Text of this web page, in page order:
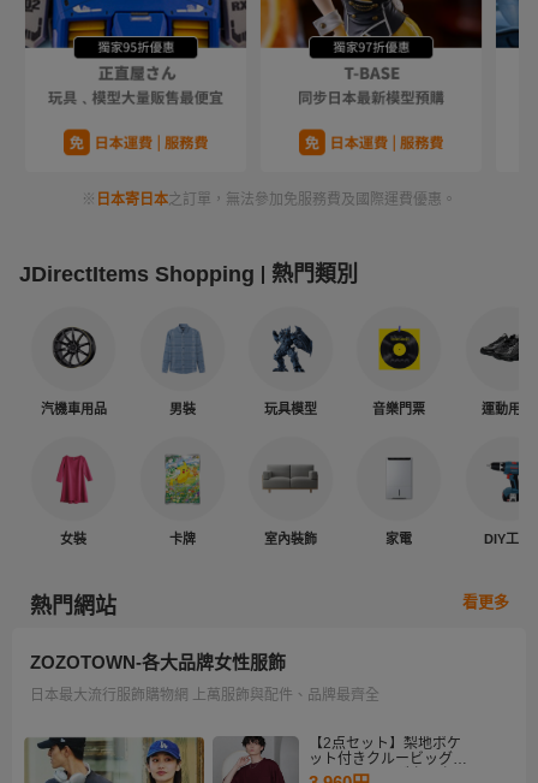
※ 日本寄日本之訂單，無法參加免服務費及國際運費優惠。
JDirectItems Shopping 熱門類別
汽機車用品 男裝 玩具模型 音樂門票 運動用品
女裝 卡牌 室內裝飾 家電 DIY工具
熱門網站 看更多
ZOZOTOWN-各大品牌女性服飾
日本最大流行服飾購物網 上萬服飾與配件、品牌最齊全
【2点セット】梨地ポケ
ット付きクルービッグT
シャツ＆ロングタンクト